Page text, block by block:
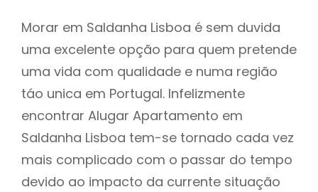
Morar em Saldanha Lisboa é sem duvida
uma excelente opção para quem pretende
uma vida com qualidade e numa região
táo unica em Portugal. Infelizmente
encontrar Alugar Apartamento em
Saldanha Lisboa tem-se tornado cada vez
mais complicado com o passar do tempo
devido ao impacto da currente situação